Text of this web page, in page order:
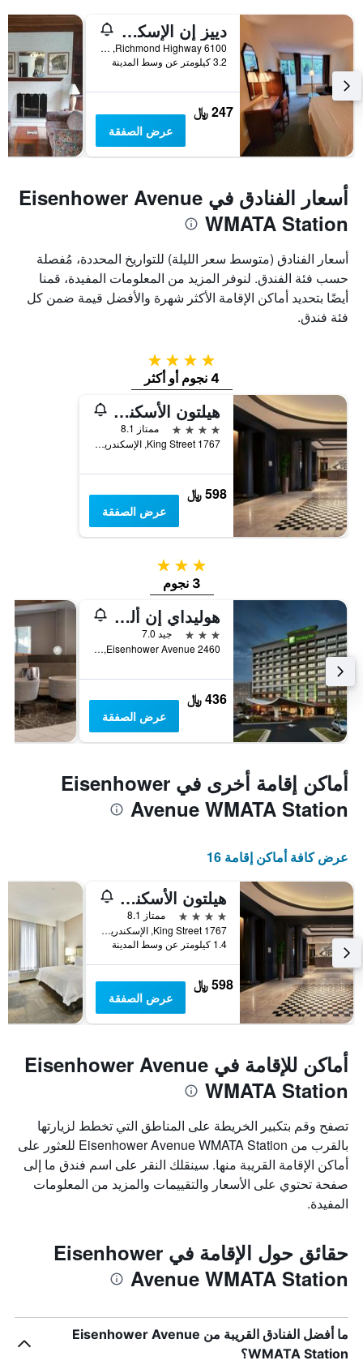
دييز إن الإسكندرية ساوث
6100 Richmond Highway, الإسكندرية, VA, الولايات المتحدة الأميريكية
3.2 كيلومتر عن وسط المدينة
247 ﷼
عرض الصفقة
أسعار الفنادق في Eisenhower Avenue
WMATA Station
أسعار الفنادق (متوسط سعر الليلة) للتواريخ المحددة، مُفصلة
حسب فئة الفندق. لنوفر المزيد من المعلومات المفيدة، قمنا
أيضًا بتحديد أماكن الإقامة الأكثر شهرة والأفضل قيمة ضمن كل
فئة فندق.
4 نجوم
4 نجوم أو أكثر
هيلتون الأسكندرية أولد تاون
4 نجوم
ممتاز 8.1
1767 King Street, الإسكندرية, VA, الولايات المتحدة الأميريكية
598 ﷼
عرض الصفقة
3 نجوم
3 نجوم
هوليداي إن أليكزاندريا إن كارليل
3 نجوم
جيد 7.0
2460 Eisenhower Avenue, الإسكندرية, VA, الولايات المتحدة الأميريكية
436 ﷼
عرض الصفقة
أماكن إقامة أخرى في Eisenhower
Avenue WMATA Station
عرض كافة أماكن إقامة 16
هيلتون الأسكندرية أولد تاون
4 نجوم
ممتاز 8.1
1767 King Street, الإسكندرية, VA, الولايات المتحدة الأميريكية
1.4 كيلومتر عن وسط المدينة
598 ﷼
عرض الصفقة
أماكن للإقامة في Eisenhower Avenue
WMATA Station
تصفح وقم بتكبير الخريطة على المناطق التي تخطط لزيارتها
بالقرب من Eisenhower Avenue WMATA Station للعثور على
أماكن الإقامة القريبة منها. سينقلك النقر على اسم فندق ما إلى
صفحة تحتوي على الأسعار والتقييمات والمزيد من المعلومات
المفيدة.
حقائق حول الإقامة في Eisenhower
Avenue WMATA Station
ما أفضل الفنادق القريبة من Eisenhower Avenue
WMATA Station؟